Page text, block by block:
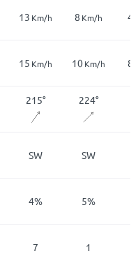
13 Km/h 8 Km/h
15 Km/h 10Km/h
215° 224°
SW SW
4% 5%
7 1